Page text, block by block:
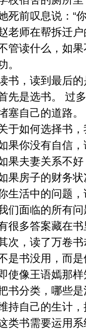
死前叹息说：“
老师在帮拆迁
管读什么，如
。
书，读到最后
先是选书。 过
塞自己的道路。
于如何选择书
果你没有自信
果夫妻关系不
果房子的财务
生活中的问题
们面临的所有
很多答案藏在
次，读了万卷
是书没用，而
使像王语嫣那
书分类，哪些
持自己的生计
类书需要运用